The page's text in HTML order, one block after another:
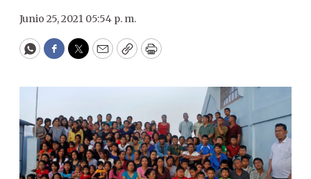
Junio 25, 2021 05:54 p. m.
WhatsApp
Facebook
Twitter
EmailCopyPrint